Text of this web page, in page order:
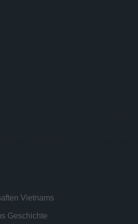
Hier finden sich
Reise durch dieses
Vietnams
Geschichte